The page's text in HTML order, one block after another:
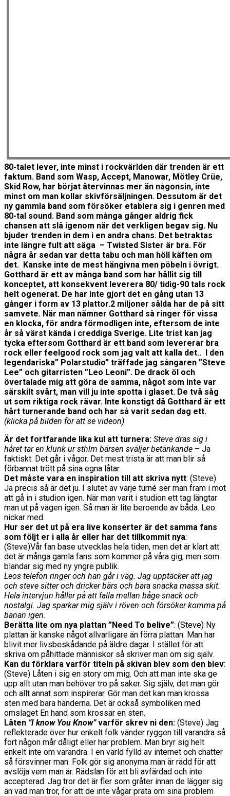
80-talet lever, inte minst i rockvärlden där trenden är ett
faktum. Band som Wasp, Accept, Manowar, Mötley Crüe,
Skid Row, har börjat återvinnas mer än någonsin, inte
minst om man kollar skivförsäljningen. Dessutom är det
ny gammla band som försöker etablera sig i genren med
80-tal sound. Band som många gånger aldrig fick
chansen att slå igenom när det verkligen begav sig. Nu
bjuder trenden in dem i en andra chans. Det betraktas
inte längre fult att säga – Twisted Sister är bra. För
några år sedan var detta tabu och man höll käften om
det. Kanske inte de mest hängivna men pöbeln i övrigt.
Gotthard är ett av många band som har hållit sig till
konceptet, att konsekvent leverera 80/ tidig-90 tals rock
helt ogenerat. De har inte gjort det en gång utan 13
gånger i form av 13 plattor.2 miljoner sålda har de på sitt
samvete. När man nämner Gotthard så ringer för vissa
en klocka, för andra förmodligen inte, eftersom de inte
år så värst kända i creddiga Sverige. Lite trist kan jag
tycka eftersom Gotthard är ett band som levererar bra
rock eller feelgood rock som jag valt att kalla det.. I den
legendariska” Polarstudio” träffade jag sångaren ”Steve
Lee” och gitarristen ”Leo Leoni”. De drack öl och
övertalade mig att göra de samma, något som inte var
särskilt svårt, man vill ju inte spotta i glaset. De två såg
ut som riktiga rock rävar. Inte konstigt då Gotthard är ett
hårt turnerande band och har så varit sedan dag ett.
(klicka på bilden för att se videon)
Är det fortfarande lika kul att turnera: Steve dras sig i
håret tar en klunk ur sthlm bärsen sväljer betänkande – Ja
faktiskt. Det går i vågor. Det mest trista är att man blir så
förbannat trött på sina egna låtar.
Det måste vara en inspiration till att skriva nytt: (Steve)
Ja precis så är det ju. I slutet av varje turné ser man fram i mot
att gå in i studion igen. När man varit i studion ett tag längtar
man ut på vägen igen. Så man är lite beroende av båda. Leo
nickar med.
Hur ser det ut på era live konserter är det samma fans
som följt er i alla år eller har det tillkommit nya:
(Steve)Vår fan base utvecklas hela tiden, men det är klart att
det är många gamla fans som kommer på våra gig, men som
blandar sig med ny yngre publik.
Leos telefon ringer och han går i väg. Jag upptäcker att jag
och steve sitter och dricker bärs och bara snacka massa skit.
Hela intervjun håller på att falla mellan båge snack och
nostalgi. Jag sparkar mig själv i röven och försöker komma på
banan igen.
Berätta lite om nya plattan ”Need To belive”: (Steve) Ny
plattan är kanske något allvarligare än förra plattan. Man har
blivit mer livsbeskådande på äldre dagar. I stället för att
skriva om påhittade människor så skriver man om sig själv.
Kan du förklara varför titeln på skivan blev som den blev:
(Steve) Låten i sig en story om mig. Och att man inte ska ge
upp allt utan man behöver tro på saker. Sig själv, det man gör
och allt annat som inspirerar. Gör man det kan man krossa
sten med bara händerna. Det är också symboliken med
omslaget En hand som krossar en sten.
Låten ”I know You Know”varför skrev ni den: (Steve) Jag
reflekterade över hur enkelt folk vänder ryggen till varandra så
fort någon mår dåligt eller har problem. Man bryr sig helt
enkelt inte om varandra. I en värld fylld av internet och chatter
så försvinner man. Folk gör sig anonyma man är rädd för att
avslöja vem man är. Rädslan för att bli avfärdad och inte
accepterad. Jag tror det är fler som gråter innan de lägger sig
än vad man tror, för att de inte vågar prata om sina problem